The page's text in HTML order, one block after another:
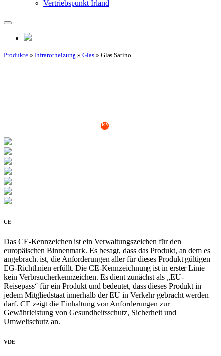
Vertriebspunkt Irland
Produkte » Infrarotheizung » Glas » Glas Satino
*Berechnungsgrundlage: € 0,25 pro kWh Strompreis, 4 h Einschaltzeit pro
CE
Das CE-Kennzeichen ist ein Verwaltungszeichen für den
europäischen Binnenmark. Es besagt, dass das Produkt, an dem es
angebracht ist, die Anforderungen aller für dieses Produkt gültigen
EG-Richtlinien erfüllt. Die CE-Kennzeichnung ist in erster Linie
kein Verbraucherkennzeichen. Es dient zunächst als „EU-
Reisepass“ für ein Produkt und bedeutet, dass dieses Produkt in
jedem Mitgliedstaat innerhalb der EU in Verkehr gebracht werden
darf. CE zeigt die Einhaltung von Anforderungen zur
Gewährleistung von Gesundheitsschutz, Sicherheit und
Umweltschutz an.
VDE